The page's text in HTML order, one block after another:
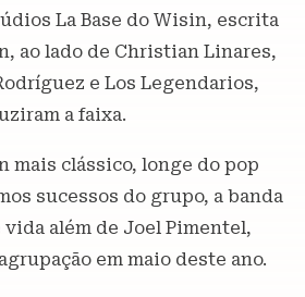
La Base do Wisin, escrita
ao lado de Christian Linares,
e Los Legendarios,
a faixa.
mais clássico, longe do pop
sucessos do grupo, a banda
além de Joel Pimentel,
em maio deste ano.